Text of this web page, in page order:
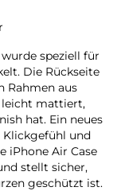
speziell für
Die Rückseite
Rahmen aus
leicht mattiert,
hat. Ein neues
Klickgefühl und
iPhone Air Case
stellt sicher,
geschützt ist.